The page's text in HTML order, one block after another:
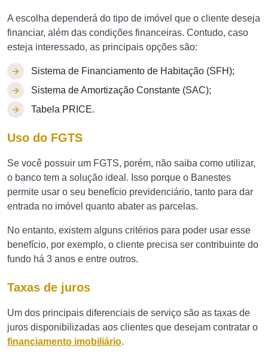
A escolha dependerá do tipo de imóvel que o cliente deseja
financiar, além das condições financeiras. Contudo, caso
esteja interessado, as principais opções são:
Sistema de Financiamento de Habitação (SFH);
Sistema de Amortização Constante (SAC);
Tabela PRICE.
Uso do FGTS
Se você possuir um FGTS, porém, não saiba como utilizar,
o banco tem a solução ideal. Isso porque o Banestes
permite usar o seu benefício previdenciário, tanto para dar
entrada no imóvel quanto abater as parcelas.
No entanto, existem alguns critérios para poder usar esse
benefício, por exemplo, o cliente precisa ser contribuinte do
fundo há 3 anos e entre outros.
Taxas de juros
Um dos principais diferenciais de serviço são as taxas de
juros disponibilizadas aos clientes que desejam contratar o
financiamento imobiliário.